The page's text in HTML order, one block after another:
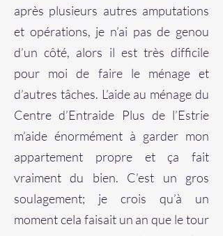
après plusieurs autres amputations
et opérations, je n’ai pas de genou
d’un côté, alors il est très difficile
pour moi de faire le ménage et
d’autres tâches. L’aide au ménage du
Centre d’Entraide Plus de l’Estrie
m’aide énormément à garder mon
appartement propre et ça fait
vraiment du bien. C’est un gros
soulagement; je crois qu’à un
moment cela faisait un an que le tour